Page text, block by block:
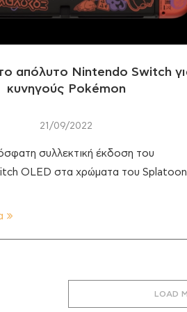
απόλυτο Nintendo Switch
κυνηγούς Pokémon
21/09/2022
συλλεκτική έκδοση του
OLED στα χρώματα του Splatoon
LOAD